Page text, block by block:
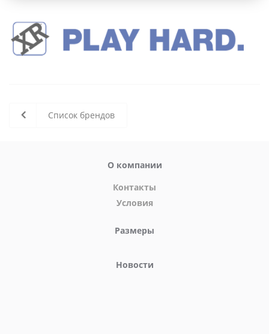
Список брендов
О компании
Контакты
Условия
Размеры
Новости